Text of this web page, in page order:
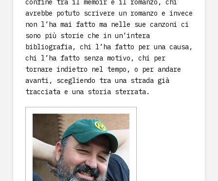
confine tra il memoir e il romanzo, chi
avrebbe potuto scrivere un romanzo e invece
non l’ha mai fatto ma nelle sue canzoni ci
sono più storie che in un’intera
bibliografia, chi l’ha fatto per una causa,
chi l’ha fatto senza motivo, chi per
tornare indietro nel tempo, o per andare
avanti, scegliendo tra una strada già
tracciata e una storia sterrata.